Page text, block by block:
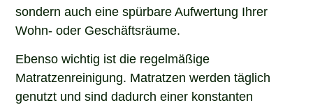
sondern auch eine spürbare Aufwertung Ihrer
Wohn- oder Geschäftsräume.
Ebenso wichtig ist die regelmäßige
Matratzenreinigung. Matratzen werden täglich
genutzt und sind dadurch einer konstanten